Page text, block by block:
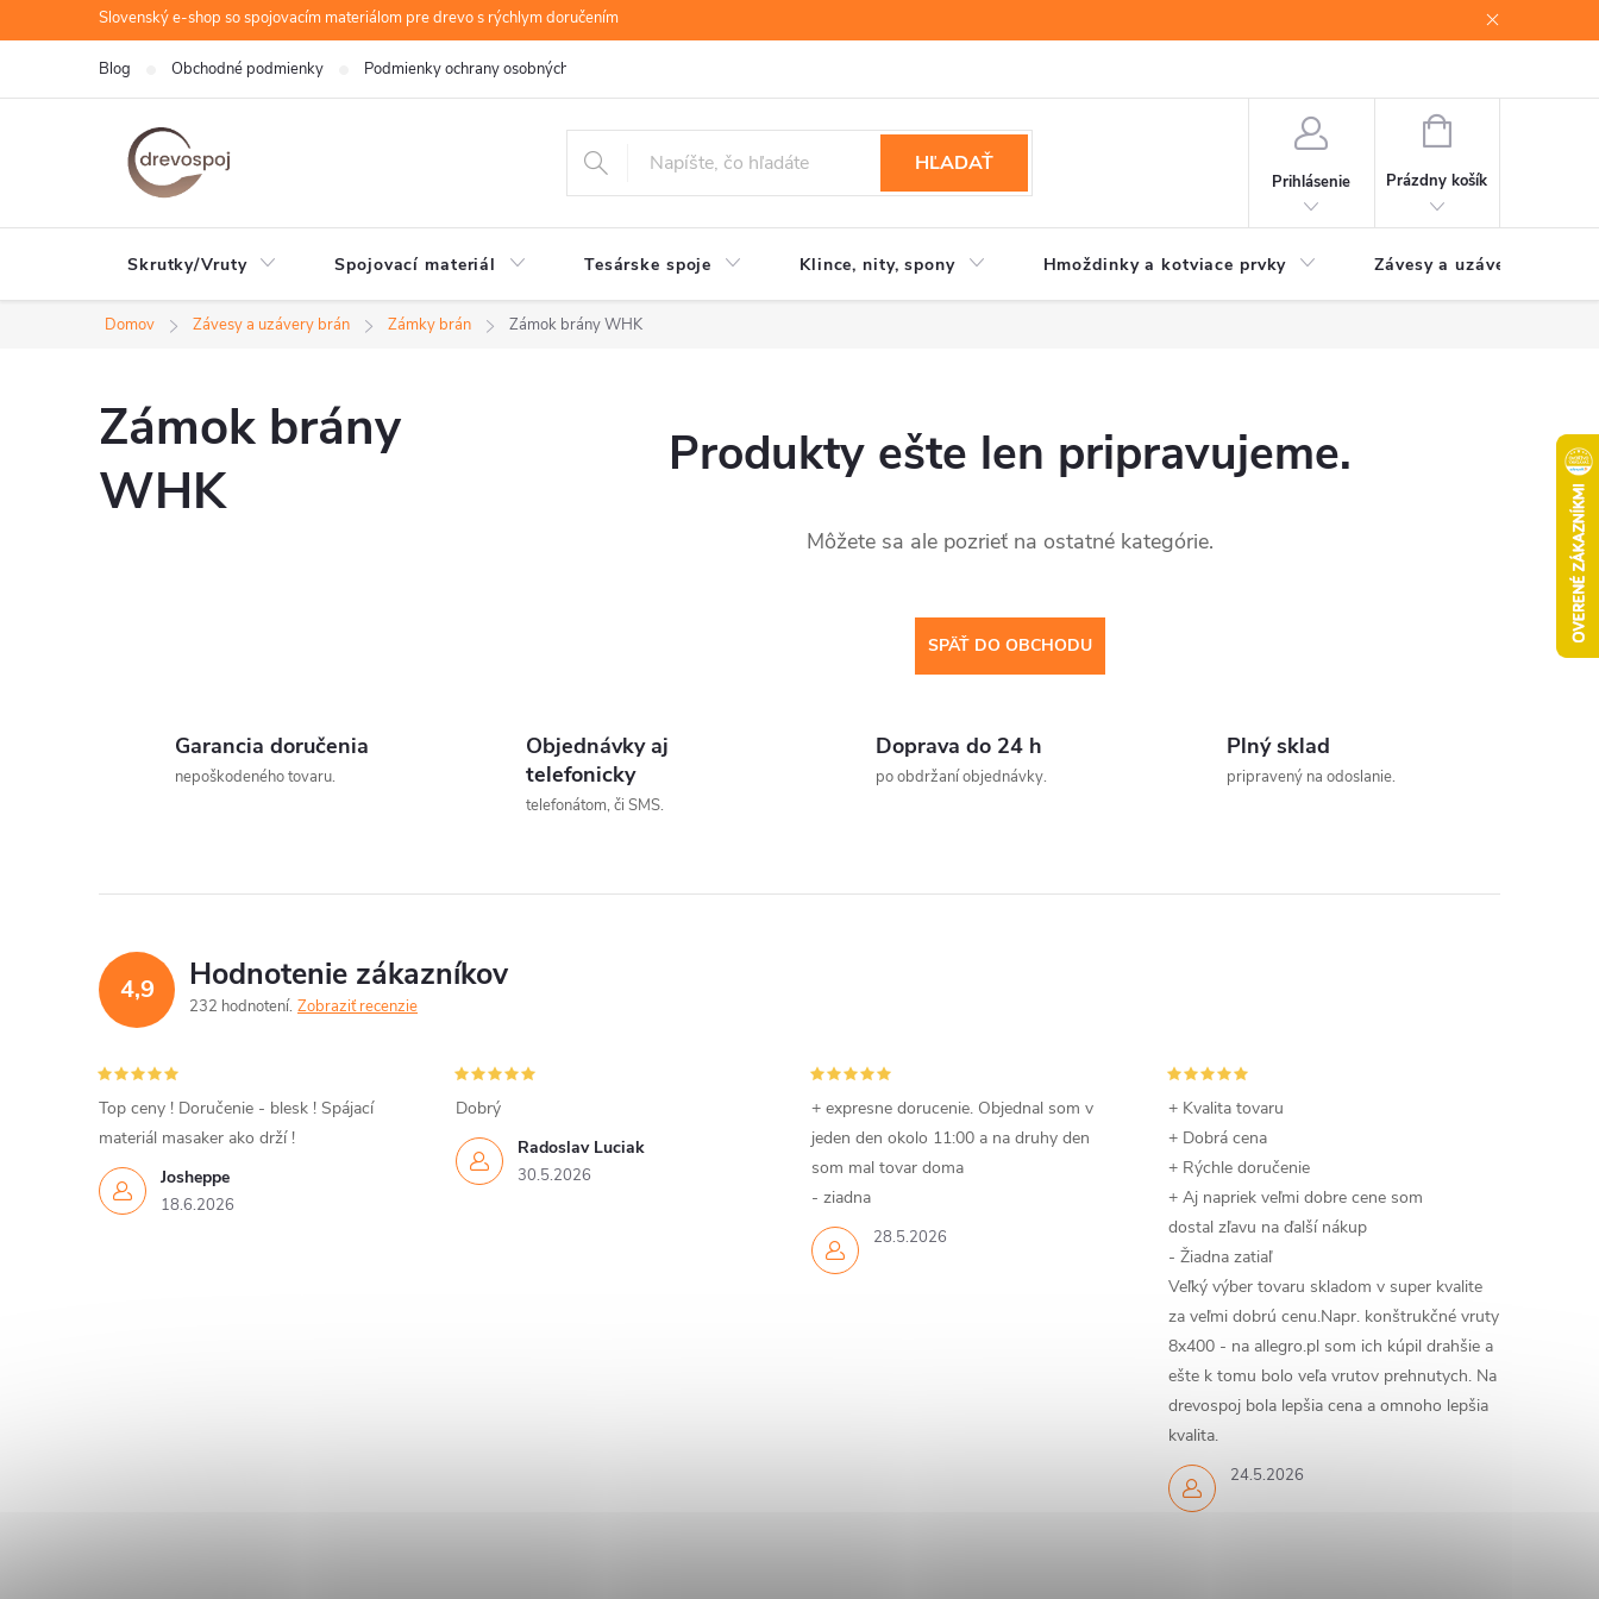
na
Slovenský e-shop so spojovacím materiálom pre drevo s rýchlym doručením
Blog Obchodné podmienky Podmienky ochrany osobných údajov
HĽADAŤ
Prihlásenie
NÁKUPNÝ
Prázdny košík
Skrutky/Vruty Spojovací materiál Tesárske spoje Klince, nity, spony Hmoždinky a kotviace prvky Závesy a uzávery brán
Domov Závesy a uzávery brán Zámky brán Zámok brány WHK
Zámok brány
WHK
Produkty ešte len pripravujeme.
Môžete sa ale pozrieť na ostatné kategórie.
SPÄŤ DO OBCHODU
Garancia doručenia
nepoškodeného tovaru.
Objednávky aj
telefonicky
telefonátom, či SMS.
Doprava do 24 h
po obdržaní objednávky.
Plný sklad
pripravený na odoslanie.
4,9 Hodnotenie zákazníkov
232 hodnotení Zobraziť recenzie
Josheppe
18.6.2026
Top ceny ! Doručenie - blesk ! Spájací
materiál masaker ako drží !
Radoslav Luciak
30.5.2026
Dobrý
28.5.2026
+ expresne dorucenie. Objednal som v
jeden den okolo 11:00 a na druhy den
som mal tovar doma
- ziadna
24.5.2026
+ Kvalita tovaru
+ Dobrá cena
+ Rýchle doručenie
+ Aj napriek veľmi dobre cene som
dostal zľavu na ďalší nákup
- Žiadna zatiaľ
Veľký výber tovaru skladom v super kvalite
za veľmi dobrú cenu.Napr. konštrukčné vruty
8x400 - na allegro.pl som ich kúpil drahšie a
ešte k tomu bolo veľa vrutov prehnutych. Na
drevospoj bola lepšia cena a omnoho lepšia
kvalita.